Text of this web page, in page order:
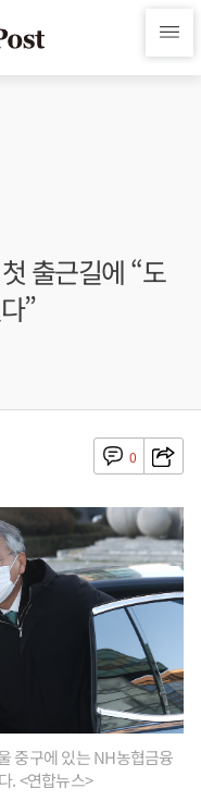
출근길에 “도
”
0
중구에 있는 NH농협금융
. <연합뉴스>